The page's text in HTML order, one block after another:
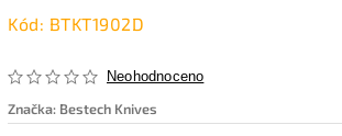
Kód: BTKT1902D
Neohodnoceno
Značka: Bestech Knives